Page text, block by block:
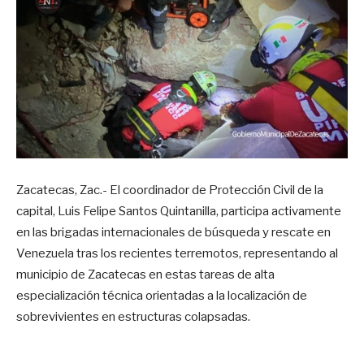
Zacatecas, Zac.- El coordinador de Protección Civil de la
capital, Luis Felipe Santos Quintanilla, participa activamente
en las brigadas internacionales de búsqueda y rescate en
Venezuela tras los recientes terremotos, representando al
municipio de Zacatecas en estas tareas de alta
especialización técnica orientadas a la localización de
sobrevivientes en estructuras colapsadas.